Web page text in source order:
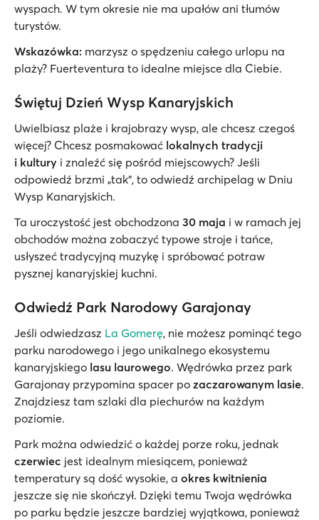
wyspach. W tym okresie nie ma upałów ani tłumów
turystów.
Wskazówka: marzysz o spędzeniu całego urlopu na
plaży? Fuerteventura to idealne miejsce dla Ciebie.
Świętuj Dzień Wysp Kanaryjskich
Uwielbiasz plaże i krajobrazy wysp, ale chcesz czegoś
więcej? Chcesz posmakować lokalnych tradycji
i kultury i znaleźć się pośród miejscowych? Jeśli
odpowiedź brzmi „tak”, to odwiedź archipelag w Dniu
Wysp Kanaryjskich.
Ta uroczystość jest obchodzona 30 maja i w ramach jej
obchodów można zobaczyć typowe stroje i tańce,
usłyszeć tradycyjną muzykę i spróbować potraw
pysznej kanaryjskiej kuchni.
Odwiedź Park Narodowy Garajonay
Jeśli odwiedzasz La Gomerę, nie możesz pominąć tego
parku narodowego i jego unikalnego ekosystemu
kanaryjskiego lasu laurowego. Wędrówka przez park
Garajonay przypomina spacer po zaczarowanym lasie.
Znajdziesz tam szlaki dla piechurów na każdym
poziomie.
Park można odwiedzić o każdej porze roku, jednak
czerwiec jest idealnym miesiącem, ponieważ
temperatury są dość wysokie, a okres kwitnienia
jeszcze się nie skończył. Dzięki temu Twoja wędrówka
po parku będzie jeszcze bardziej wyjątkowa, ponieważ